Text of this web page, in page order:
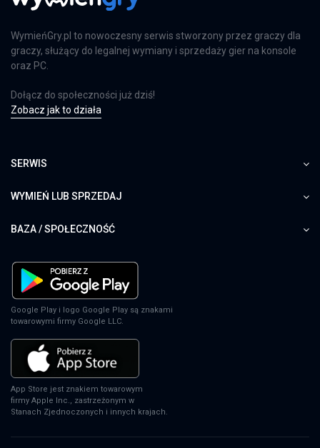
WymieńGry.pl to nowoczesny serwis stworzony przez graczy dla
graczy, służący do legalnej wymiany i sprzedaży gier na konsole
oraz PC.
Dołącz do społeczności już dziś!
Zobacz jak to działa
SERWIS
WYMIEŃ LUB SPRZEDAJ
BAZA / SPOŁECZNOŚĆ
Google Play i logo Google Play są znakami
towarowymi firmy Google LLC.
App Store jest znakiem towarowym
firmy Apple Inc., zastrzeżonym w
Stanach Zjednoczonych i innych krajach.